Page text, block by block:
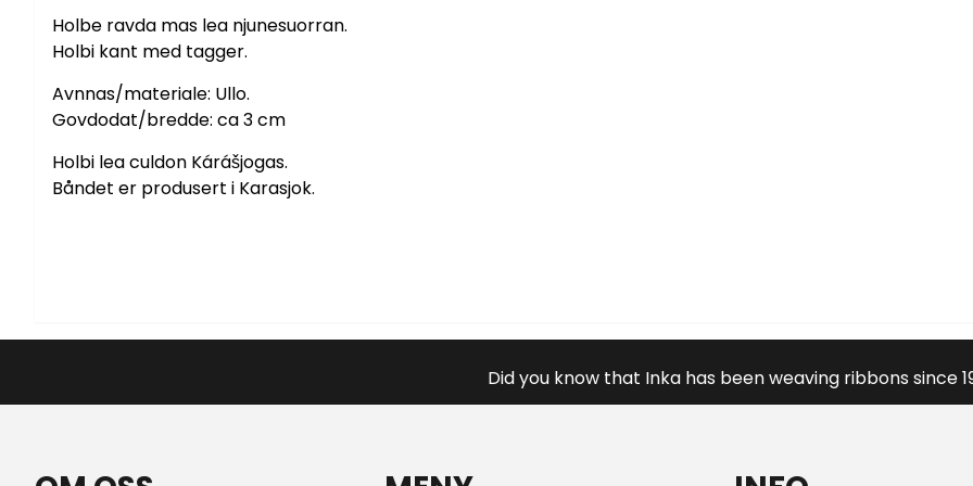
Holbe ravda mas lea njunesuorran.
Holbi kant med tagger.
Avnnas/materiale: Ullo.
Govdodat/bredde: ca 3 cm
Holbi lea culdon Kárášjogas.
Båndet er produsert i Karasjok.
Did you know that Inka has been weaving ribbons since